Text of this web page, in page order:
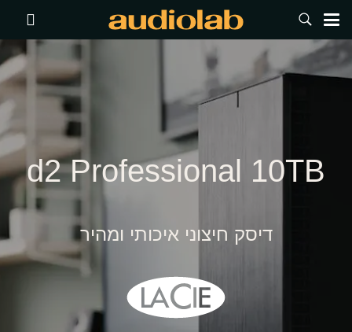
d2 Professional 10TB
דיסק חיצוני איכותי ומהיר